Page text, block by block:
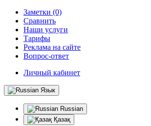
Заметки (0)
Сравнить
Наши услуги
Тарифы
Реклама на сайте
Вопрос-ответ
Личный кабинет
Язык
Russian
Қазақ